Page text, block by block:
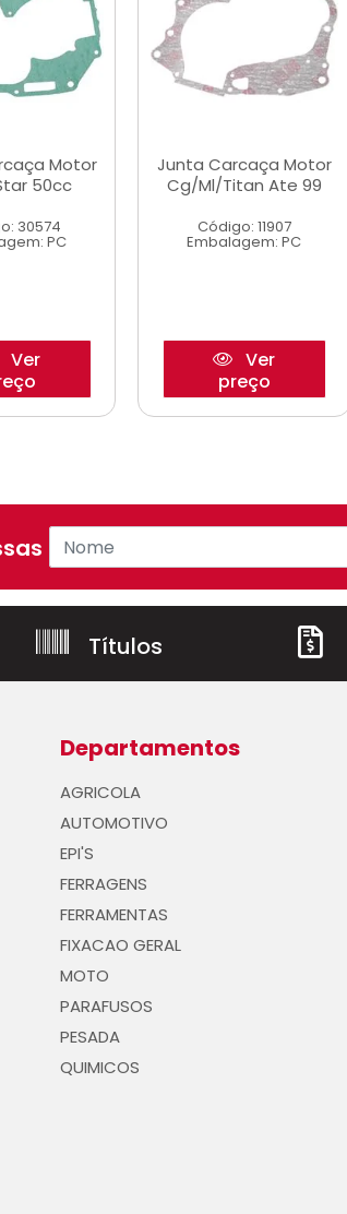
Motor
50cc
30574
PC
Ver
Junta Carcaça Motor
Cg/Ml/Titan Ate 99
Código: 11907
Embalagem: PC
Ver
preço
ofertas!
Títulos
Departamentos
AGRICOLA
AUTOMOTIVO
EPI'S
FERRAGENS
FERRAMENTAS
FIXACAO GERAL
MOTO
PARAFUSOS
PESADA
QUIMICOS